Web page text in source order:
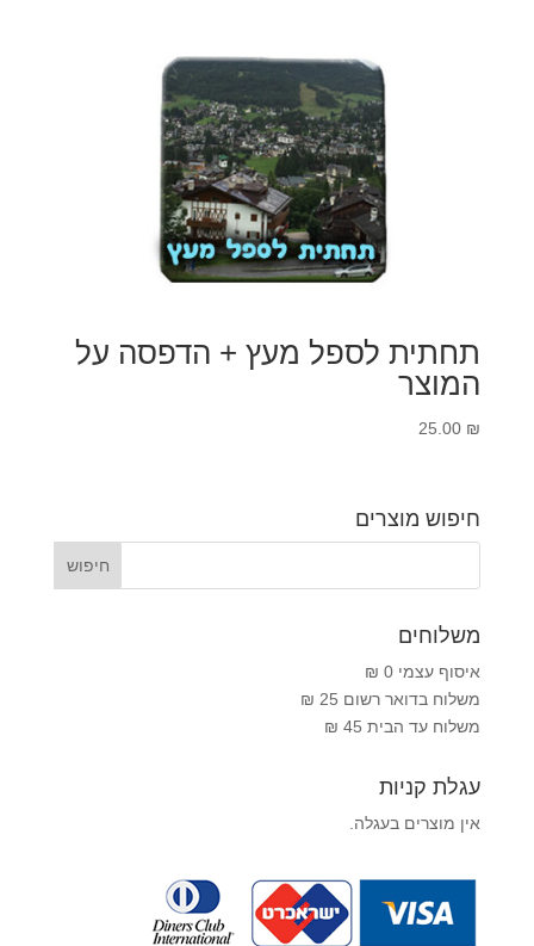
תחתית לספל מעץ + הדפסה על
המוצר
25.00 ₪
חיפוש מוצרים
משלוחים
איסוף עצמי 0 ₪
משלוח בדואר רשום 25 ₪
משלוח עד הבית 45 ₪
עגלת קניות
אין מוצרים בעגלה.